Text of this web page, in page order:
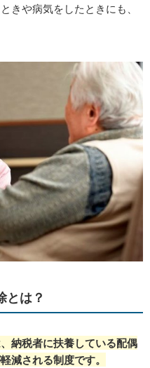
きや病気をしたときにも、
とは？
納税者に扶養している配偶
減される制度です。